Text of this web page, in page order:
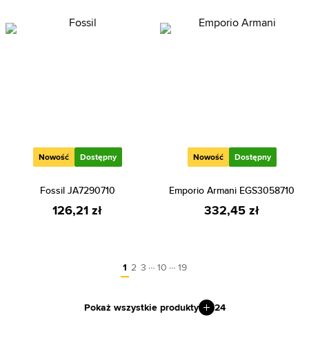
Nowość Dostępny
Fossil JA7290710
126,21 zł
Nowość Dostępny
Emporio Armani EGS3058710
332,45 zł
1 2 3 … 10 … 19
Pokaż wszystkie produkty 24